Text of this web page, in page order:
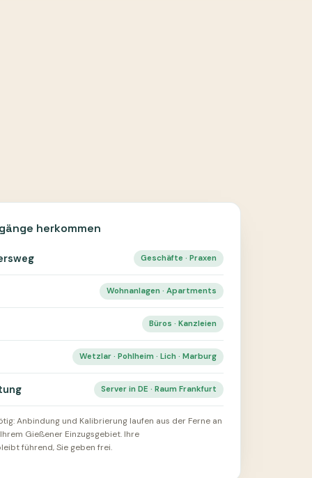
herkommen
Geschäfte · Praxen
Wohnanlagen · Apartments
Büros · Kanzleien
Wetzlar · Pohlheim · Lich · Marburg
Server in DE · Raum Frankfurt
Anbindung und Kalibrierung laufen aus der Ferne an
Gießener Einzugsgebiet. Ihre
führend, Sie geben frei.